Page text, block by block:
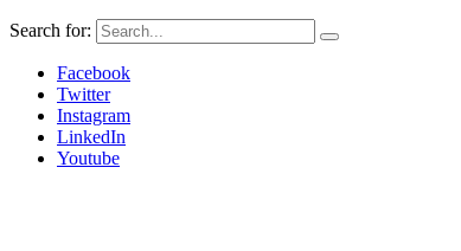
Search for:
Facebook
Twitter
Instagram
LinkedIn
Youtube